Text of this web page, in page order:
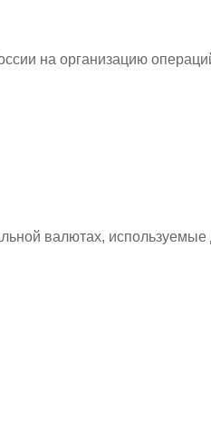
на организацию
валютах,